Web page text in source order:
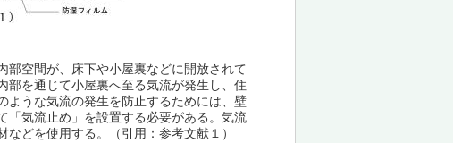
部空間が、床下や小屋裏などに開放されて
部を通じて小屋裏へ至る気流が発生し、住
ような気流の発生を防止するためには、壁
「気流止め」を設置する必要がある。気流
どを使用する。（引用：参考文献１）